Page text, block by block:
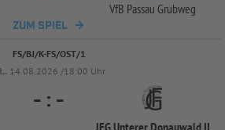
VfB Passau Grubweg
ZUM SPIEL
FS/BJ/K-FS/OST/1
14.08.2026 /18:00 Uhr
- : -
JFG Unterer Donauwald II